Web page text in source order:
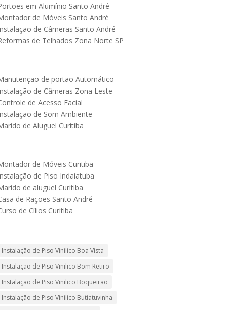
em Alumínio Santo André
de Móveis Santo André
de Câmeras Santo André
de Telhados Zona Norte SP
de portão Automático
de Câmeras Zona Leste
de Acesso Facial
de Som Ambiente
de Aluguel Curitiba
de Móveis Curitiba
de Piso Indaiatuba
de aluguel Curitiba
de Rações Santo André
de Cílios Curitiba
Instalação de Piso Vinilico Boa Vista
Instalação de Piso Vinilico Bom Retiro
Instalação de Piso Vinilico Boqueirão
Instalação de Piso Vinilico Butiatuvinha